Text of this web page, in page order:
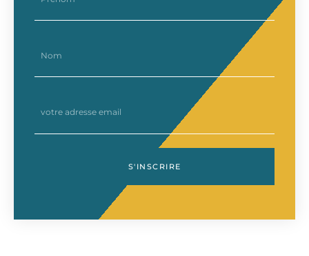
S'INSCRIRE